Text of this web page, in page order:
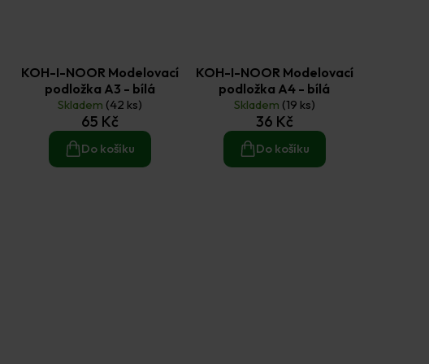
KOH-I-NOOR Modelovací
podložka A3 - bílá
Skladem (42 ks)
65 Kč
Do košíku
KOH-I-NOOR Modelovací
podložka A4 - bílá
Skladem (19 ks)
36 Kč
Do košíku